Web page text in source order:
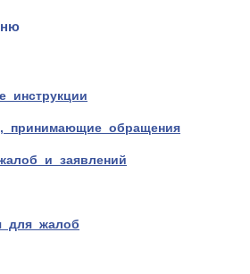
инструкции
принимающие обращения
и заявлений
для жалоб